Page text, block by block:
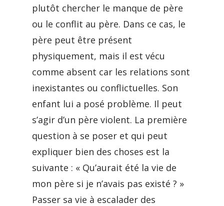
plutôt chercher le manque de père
ou le conflit au père. Dans ce cas, le
père peut être présent
physiquement, mais il est vécu
comme absent car les relations sont
inexistantes ou conflictuelles. Son
enfant lui a posé problème. Il peut
s’agir d’un père violent. La première
question à se poser et qui peut
expliquer bien des choses est la
suivante : « Qu’aurait été la vie de
mon père si je n’avais pas existé ? »
Passer sa vie à escalader des